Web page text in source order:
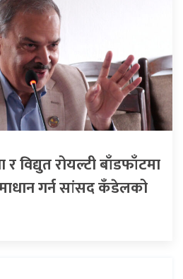
र विद्युत रोयल्टी बाँडफाँटमा
गर्न सांसद कँडेलको